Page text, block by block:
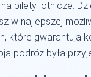
bilety lotnicze.
w najlepszej
które gwarantują
podróż była